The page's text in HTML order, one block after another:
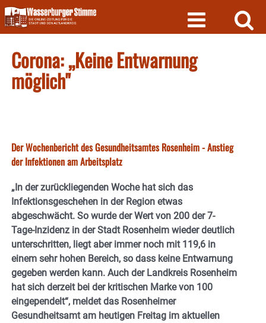
Skip
to
content
Corona: „Keine Entwarnung
möglich"
Der Wochenbericht des Gesundheitsamtes Rosenheim - Anstieg
der Infektionen am Arbeitsplatz
„In der zurückliegenden Woche hat sich das
Infektionsgeschehen in der Region etwas
abgeschwächt. So wurde der Wert von 200 der 7-
Tage-Inzidenz in der Stadt Rosenheim wieder deutlich
unterschritten, liegt aber immer noch mit 119,6 in
einem sehr hohen Bereich, so dass keine Entwarnung
gegeben werden kann. Auch der Landkreis Rosenheim
hat sich derzeit bei der kritischen Marke von 100
eingependelt“, meldet das Rosenheimer
Gesundheitsamt am heutigen Freitag im aktuellen